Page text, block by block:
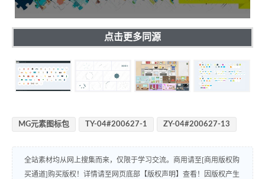
点击更多同源
MG元素图标包 TY-04#200627-1 ZY-04#200627-13
全站素材均从网上搜集而来，仅限于学习交流。商用请至[商用版权购
买通道]购买版权！详情请至网页底部【版权声明】查看！因版权产生